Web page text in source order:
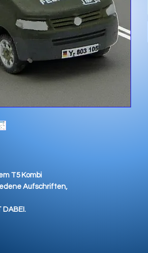
T5 Kombi
Aufschriften,
DABEI.